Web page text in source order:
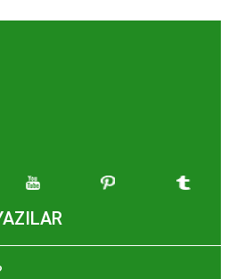
İstanbul'da
mirasıyla öne çıkan bir
geleneksel lezzetlerle de
özel günlerde
damaklarda unutulmaz
İstanbul'da popüler
eşsiz lezzetin herkesi
dokunuşlarla